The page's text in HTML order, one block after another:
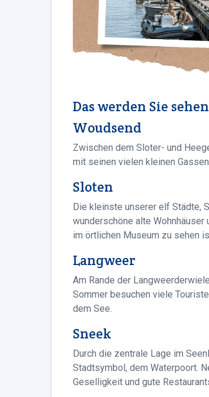
Das werden Sie
Woudsend
Zwischen dem Sloter- und
mit seinen vielen kleinen
Sloten
Die kleinste unserer elf Städte,
wunderschöne alte
im örtlichen Museum zu sehen
Langweer
Am Rande der
Sommer besuchen viele
dem See.
Sneek
Durch die zentrale Lage im
Stadtsymbol, dem Waterpoort.
Geselligkeit und gute